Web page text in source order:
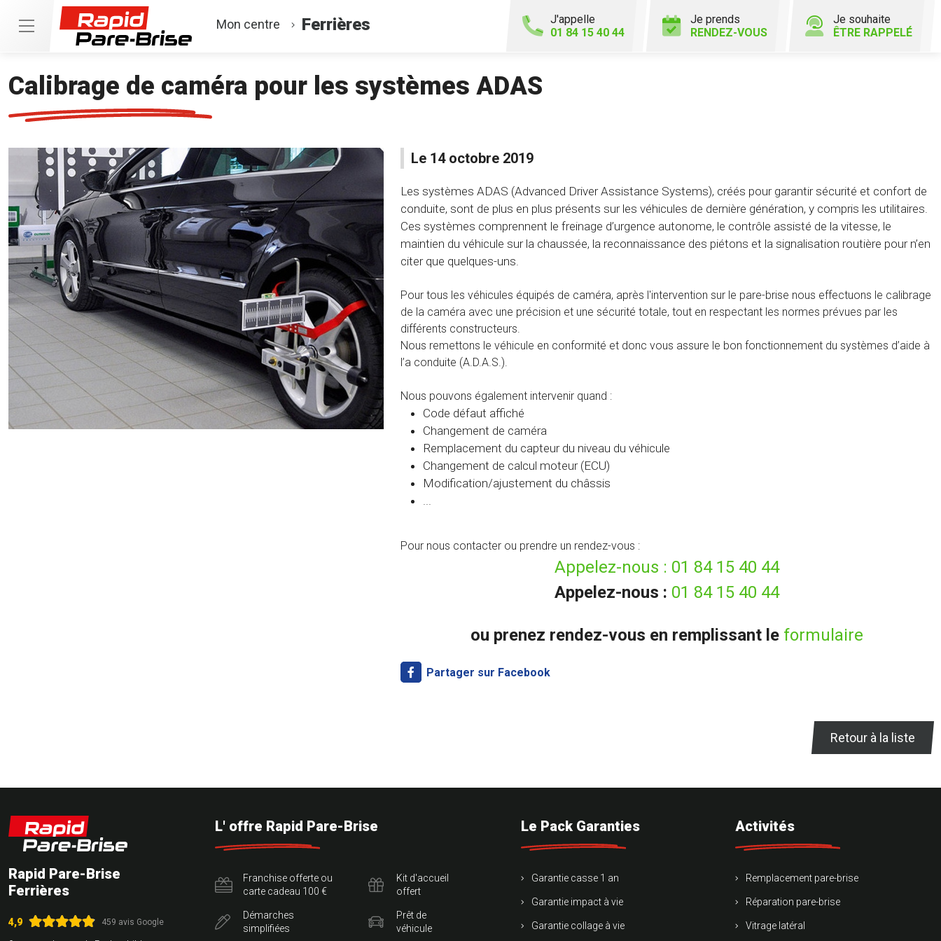
Mon centre Ferrières
J'appelle
01 84 15 40 44
Je prends
RENDEZ-VOUS
Je souhaite
ÊTRE RAPPELÉ
Calibrage de caméra pour les systèmes ADAS
Le 14 octobre 2019
Les systèmes ADAS (Advanced Driver Assistance Systems), créés pour garantir sécurité et confort de
conduite, sont de plus en plus présents sur les véhicules de dernière génération, y compris les utilitaires.
Ces systèmes comprennent le freinage d’urgence autonome, le contrôle assisté de la vitesse, le
maintien du véhicule sur la chaussée, la reconnaissance des piétons et la signalisation routière pour n’en
citer que quelques-uns.
Pour tous les véhicules équipés de caméra, après l'intervention sur le pare-brise nous effectuons le calibrage
de la caméra avec une précision et une sécurité totale, tout en respectant les normes prévues par les
différents constructeurs.
Nous remettons le véhicule en conformité et donc vous assure le bon fonctionnement du systèmes d’aide à
l’a conduite (A.D.A.S.).
Nous pouvons également intervenir quand :
Code défaut affiché
Changement de caméra
Remplacement du capteur du niveau du véhicule
Changement de calcul moteur (ECU)
Modification/ajustement du châssis
...
Pour nous contacter ou prendre un rendez-vous :
Appelez-nous : 01 84 15 40 44
Appelez-nous : 01 84 15 40 44
ou prenez rendez-vous en remplissant le formulaire
Partager sur Facebook
Retour à la liste
Rapid Pare-Brise
Ferrières
4,9 459 avis Google
L' offre Rapid Pare-Brise
Franchise offerte ou
carte cadeau 100 €
Démarches
simplifiées
Kit d'accueil
offert
Prêt de
véhicule
Le Pack Garanties
Garantie casse 1 an
Garantie impact à vie
Garantie collage à vie
Activités
Remplacement pare-brise
Réparation pare-brise
Vitrage latéral